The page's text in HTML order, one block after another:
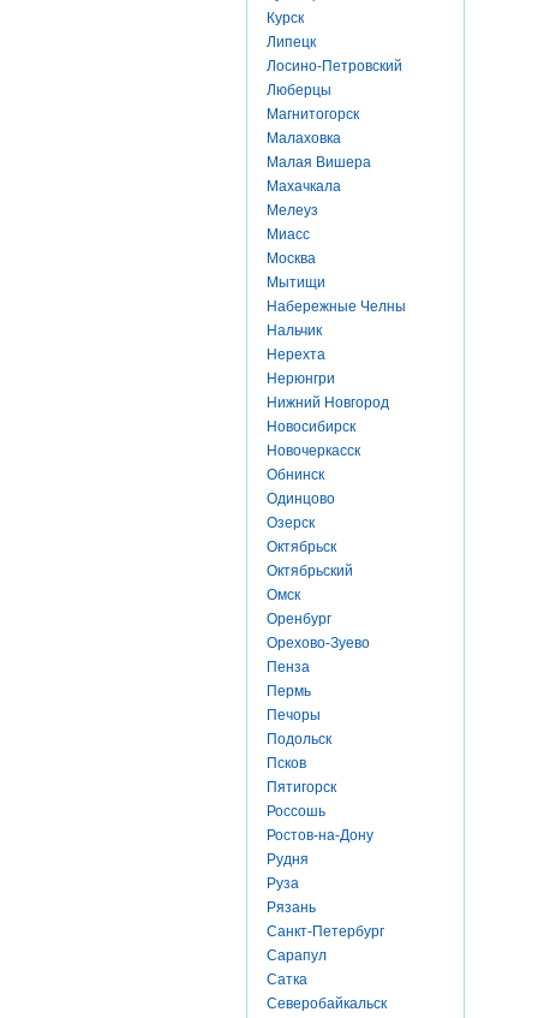
Курск
Липецк
Лосино-Петровский
Люберцы
Магнитогорск
Малаховка
Малая Вишера
Махачкала
Мелеуз
Миасс
Москва
Мытищи
Набережные Челны
Нальчик
Нерехта
Нерюнгри
Нижний Новгород
Новосибирск
Новочеркасск
Обнинск
Одинцово
Озерск
Октябрьск
Октябрьский
Омск
Оренбург
Орехово-Зуево
Пенза
Пермь
Печоры
Подольск
Псков
Пятигорск
Россошь
Ростов-на-Дону
Рудня
Руза
Рязань
Санкт-Петербург
Сарапул
Сатка
Северобайкальск